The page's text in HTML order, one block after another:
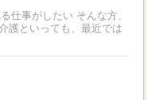
たい そんな方、